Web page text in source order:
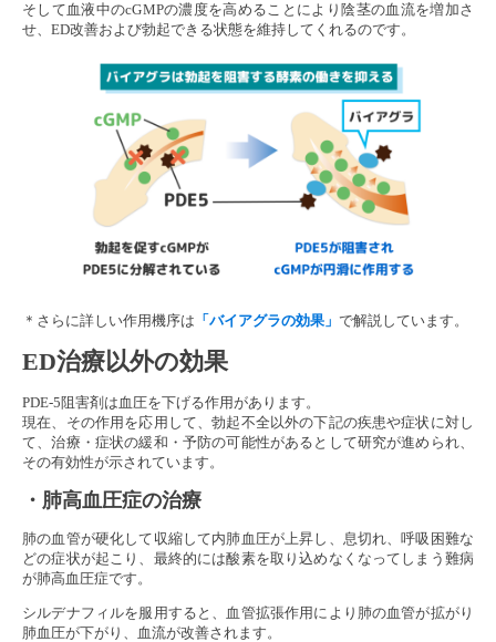
そして血液中のcGMPの濃度を高めることにより陰茎の血流を増加さ
せ、ED改善および勃起できる状態を維持してくれるのです。
＊さらに詳しい作用機序は 「バイアグラの効果」 で解説しています。
ED治療以外の効果
PDE-5阻害剤は血圧を下げる作用があります。
現在、その作用を応用して、勃起不全以外の下記の疾患や症状に対し
て、治療・症状の緩和・予防の可能性があるとして研究が進められ、
その有効性が示されています。
・肺高血圧症の治療
肺の血管が硬化して収縮して内肺血圧が上昇し、息切れ、呼吸困難な
どの症状が起こり、最終的には酸素を取り込めなくなってしまう難病
が肺高血圧症です。
シルデナフィルを服用すると、血管拡張作用により肺の血管が拡がり
肺血圧が下がり、血流が改善されます。